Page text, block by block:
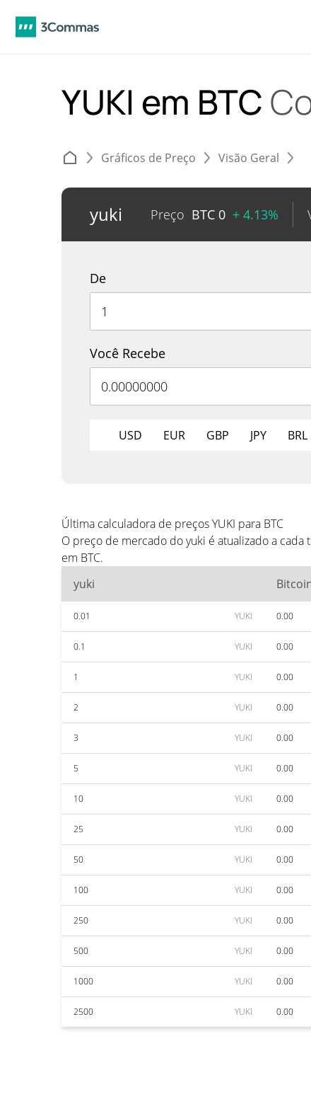
YUKI em BTC
Gráficos de Preço Visão Geral
yuki Preço BTC 0 + 4.13%
De
Você Recebe
USD EUR GBP JPY BRL
Última calculadora de preços YUKI para BTC
O preço de mercado do yuki é atualizado a
em BTC.
yuki
0.01 YUKI 0.00
0.1 YUKI 0.00
1 YUKI 0.00
2 YUKI 0.00
3 YUKI 0.00
5 YUKI 0.00
10 YUKI 0.00
25 YUKI 0.00
50 YUKI 0.00
100 YUKI 0.00
250 YUKI 0.00
500 YUKI 0.00
1000 YUKI 0.00
2500 YUKI 0.00